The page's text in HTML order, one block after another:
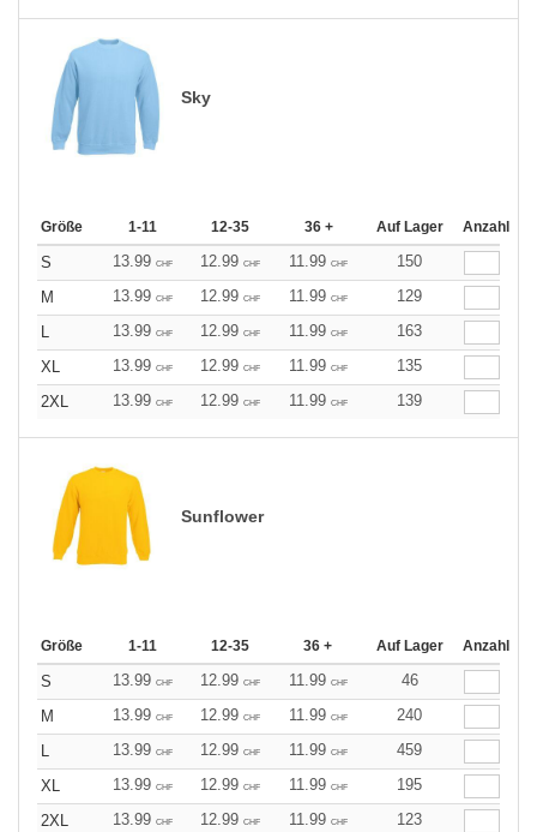
Sky
Größe 1-11 12-35 36 + Auf Lager Anzahl
S 13.99 CHF 12.99 CHF 11.99 CHF
150
M
13.99 CHF 12.99 CHF 11.99 CHF
129
L
13.99 CHF 12.99 CHF 11.99 CHF
163
XL
13.99 CHF 12.99 CHF 11.99 CHF
135
2XL
13.99 CHF 12.99 CHF 11.99 CHF 139
Sunflower
Größe 1-11 12-35 36 + Auf Lager Anzahl
S 13.99 CHF 12.99 CHF 11.99 CHF
46
M
13.99 CHF 12.99 CHF 11.99 CHF
240
L
13.99 CHF 12.99 CHF 11.99 CHF
459
XL
13.99 CHF 12.99 CHF 11.99 CHF
195
2XL
13.99 CHF 12.99 CHF 11.99 CHF
123